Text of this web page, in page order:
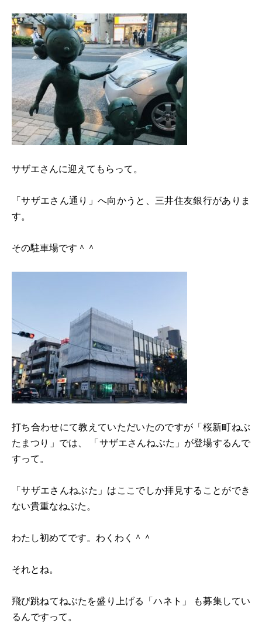
サザエさんに迎えてもらって。
「サザエさん通り」へ向かうと、三井住友銀行がありま
す。
その駐車場です＾＾
打ち合わせにて教えていただいたのですが「桜新町ねぶ
たまつり」では、 「サザエさんねぶた」が登場するんで
すって。
「サザエさんねぶた」はここでしか拝見することができ
ない貴重なねぶた。
わたし初めてです。わくわく＾＾
それとね。
飛び跳ねてねぶたを盛り上げる「ハネト」 も募集してい
るんですって。